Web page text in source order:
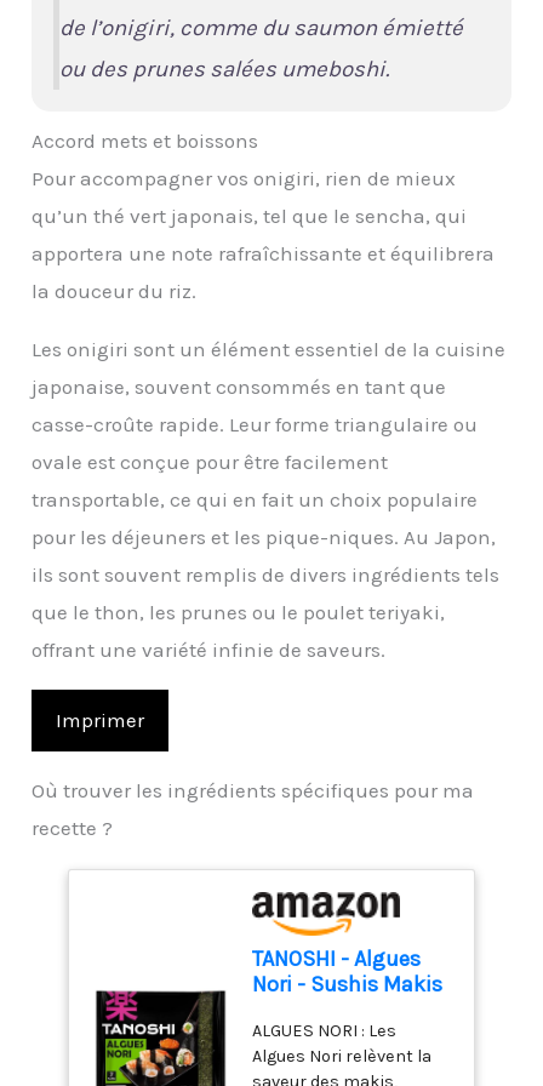
de l’onigiri, comme du saumon émietté
ou des prunes salées umeboshi.
Accord mets et boissons
Pour accompagner vos onigiri, rien de mieux
qu’un thé vert japonais, tel que le sencha, qui
apportera une note rafraîchissante et équilibrera
la douceur du riz.
Les onigiri sont un élément essentiel de la cuisine
japonaise, souvent consommés en tant que
casse-croûte rapide. Leur forme triangulaire ou
ovale est conçue pour être facilement
transportable, ce qui en fait un choix populaire
pour les déjeuners et les pique-niques. Au Japon,
ils sont souvent remplis de divers ingrédients tels
que le thon, les prunes ou le poulet teriyaki,
offrant une variété infinie de saveurs.
Imprimer
Où trouver les ingrédients spécifiques pour ma
recette ?
TANOSHI - Algues
Nori - Sushis Makis
ALGUES NORI : Les
Algues Nori relèvent la
saveur des makis,